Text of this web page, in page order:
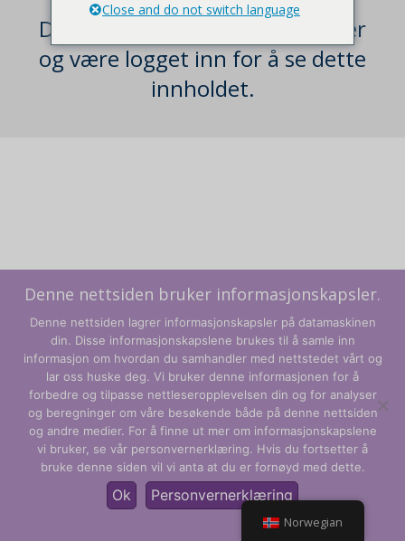
Du må være en registrert bruker
og være logget inn for å se dette
innholdet.
Vilkår og betingelser
Personvernregler
© CLARITY Learning Suite Global Inc. Med enerett.
Norwegian
Close and do not switch language
Denne nettsiden bruker informasjonskapsler.
Denne nettsiden lagrer informasjonskapsler på datamaskinen
din. Disse informasjonskapslene brukes til å samle inn
informasjon om hvordan du samhandler med nettstedet vårt og
lar oss huske deg. Vi bruker denne informasjonen for å
forbedre og tilpasse nettleseropplevelsen din og for analyser
og beregninger om våre besøkende både på denne nettsiden
og andre medier. For å finne ut mer om informasjonskapslene
vi bruker, se vår personvernerklæring. Hvis du fortsetter å
bruke denne siden vil vi anta at du er fornøyd med dette.
Ok Personvernerklæring